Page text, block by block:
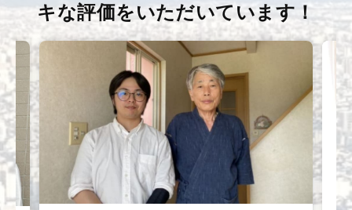
キな評価をいただいています！